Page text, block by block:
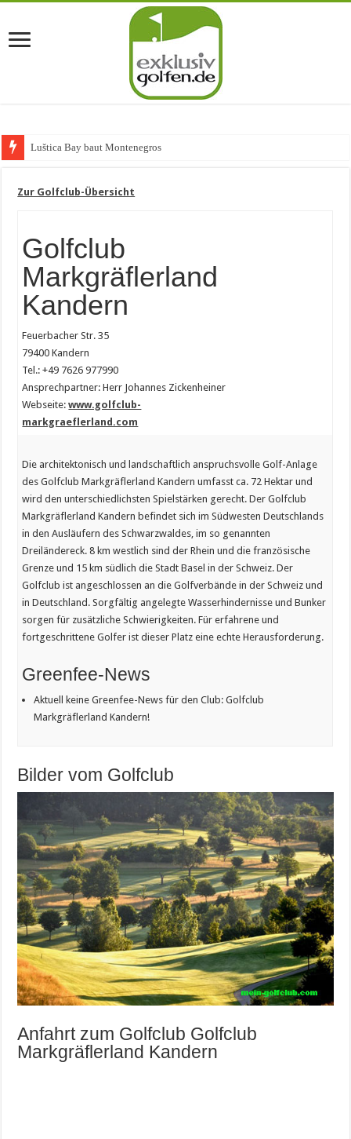
Luštica Bay baut Montenegros erste Go
Zur Golfclub-Übersicht
Golfclub
Markgräflerland
Kandern
Feuerbacher Str. 35
79400 Kandern
Tel.: +49 7626 977990
Ansprechpartner: Herr Johannes Zickenheiner
Webseite:www.golfclub-
markgraeflerland.com
Die architektonisch und landschaftlich anspruchsvolle Golf-Anlage
des Golfclub Markgräflerland Kandern umfasst ca. 72 Hektar und
wird den unterschiedlichsten Spielstärken gerecht. Der Golfclub
Markgräflerland Kandern befindet sich im Südwesten Deutschlands
in den Ausläufern des Schwarzwaldes, im so genannten
Dreiländereck. 8 km westlich sind der Rhein und die französische
Grenze und 15 km südlich die Stadt Basel in der Schweiz. Der
Golfclub ist angeschlossen an die Golfverbände in der Schweiz und
in Deutschland. Sorgfältig angelegte Wasserhindernisse und Bunker
sorgen für zusätzliche Schwierigkeiten. Für erfahrene und
fortgeschrittene Golfer ist dieser Platz eine echte Herausforderung.
Greenfee-News
Aktuell keine Greenfee-News für den Club: Golfclub
Markgräflerland Kandern!
Bilder vom Golfclub
Anfahrt zum Golfclub Golfclub
Markgräflerland Kandern